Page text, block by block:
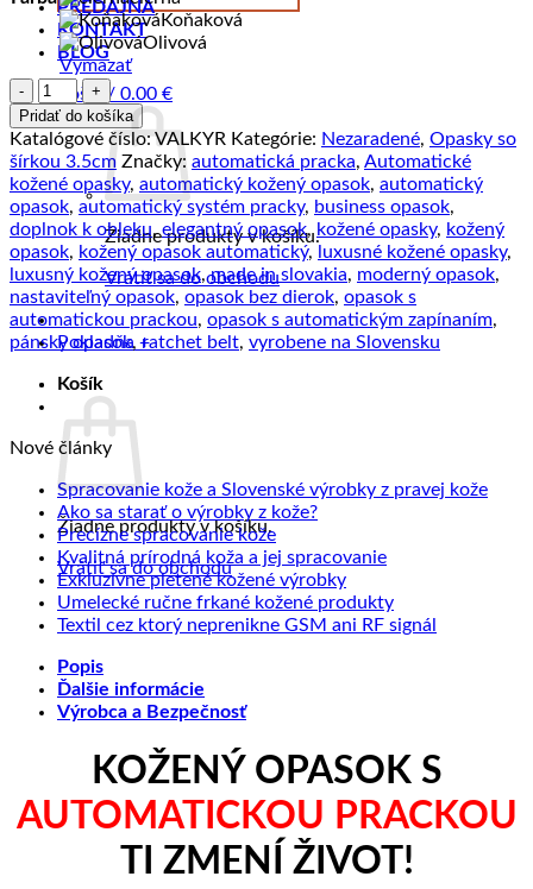
PREDAJŇA
KONTAKT
BLOG
Košík / 0.00 €
Žiadne produkty v košíku.
Vrátiť sa do obchodu
Pokladňa +
Košík
Žiadne produkty v košíku.
Vrátiť sa do obchodu
Koňaková
Olivová
Vymazať
množstvo
Opasok
z
pravej
kože
s
automatickou
prackou
VALKYR
Pridať do košíka
Katalógové číslo:VALKYR Kategórie: Nezaradené, Opasky so
šírkou 3.5cm Značky: automatická pracka, Automatické
kožené opasky, automatický kožený opasok, automatický
opasok, automatický systém pracky, business opasok,
doplnok k obleku,elegantný opasok, kožené opasky, kožený
opasok, kožený opasok automatický, luxusné kožené opasky,
luxusný kožený opasok,made in slovakia, moderný opasok,
nastaviteľný opasok, opasok bez dierok, opasok s
automatickou prackou, opasok s automatickým zapínaním,
pánsky opasok,ratchet belt, vyrobene na Slovensku
Nové články
Spracovanie kože a Slovenské výrobky z pravej kože
Ako sa starať o výrobky z kože?Žiadne
na
Ako
sa
starať
Precízne spracovanie kožeŽiadne
komentáre
na
Precízne
spracovanie
Kvalitná prírodná koža a jej spracovanieŽiadne
na
Kvalitná
Exkluzívne pletené kožené výrobkyŽiadne
komentáre
na
Umelecké ručne frkané kožené produktyŽiadne
komentáre
produkty
Textil cez ktorý neprenikne GSM ani RF signál
neprenikne
GSM
ani
RF
Popis
Ďalšie informácie
Výrobca a Bezpečnosť
KOŽENÝ OPASOK S
AUTOMATICKOU PRACKOU
TI ZMENÍ ŽIVOT!